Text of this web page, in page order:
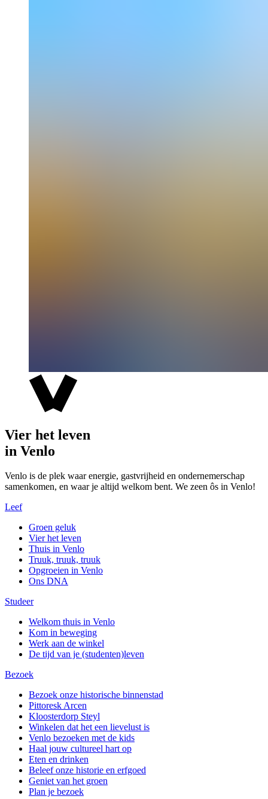
Vier het leven
in Venlo
Venlo is de plek waar energie, gastvrijheid en ondernemerschap
samenkomen, en waar je altijd welkom bent. We zeen ôs in Venlo!
Leef
Groen geluk
Vier het leven
Thuis in Venlo
Truuk, truuk, truuk
Opgroeien in Venlo
Ons DNA
Studeer
Welkom thuis in Venlo
Kom in beweging
Werk aan de winkel
De tijd van je (studenten)leven
Bezoek
Bezoek onze historische binnenstad
Pittoresk Arcen
Kloosterdorp Steyl
Winkelen dat het een lievelust is
Venlo bezoeken met de kids
Haal jouw cultureel hart op
Eten en drinken
Beleef onze historie en erfgoed
Geniet van het groen
Plan je bezoek